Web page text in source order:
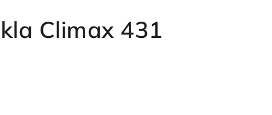
Climax 431